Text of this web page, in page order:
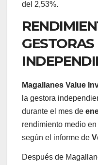
del 2,53%.
GESTORAS
Magallanes Value
la gestora
durante el mes de
rendimiento medio en
según el informe de
Después de